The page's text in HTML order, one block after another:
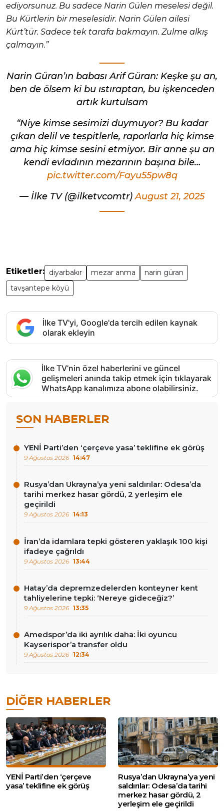
ediyorsunuz. Bu sadece Narin Gülen meselesi değil.
Bu Kürtlerin bir meselesidir. Narin Gülen ailesi
Kürt’tür. Sadece tek tarafa bakmayın. Zulme alkış
çalmayın.”
Narin Güran’ın babası Arif Güran: Keşke şu an,
ben de ölsem ki bu ıstıraptan, bu işkenceden
artık kurtulsam
“Niye kimse sesimizi duymuyor? Bu kadar
çıkan delil ve tespitlerle, raporlarla hiç kimse
ama hiç kimse sesini etmiyor. Bir anne şu an
kendi evladının mezarının başına bile…
pic.twitter.com/Fayu55pw8q
— İlke TV (@ilketvcomtr)August 21, 2025
Etiketler: diyarbakır mezar anma
narin güran
tavşantepe köyü
İlke TV'yi, Google'da tercih edilen kaynak
olarak ekleyin
İlke TV’nin özel haberlerini ve güncel
gelişmeleri anında takip etmek için tıklayarak
WhatsApp kanalımıza abone olabilirsiniz.
SON HABERLER
YENİ Parti’den ‘çerçeve yasa’ teklifine ek görüş
9 Ağustos 2026 14:47
Rusya’dan Ukrayna’ya yeni saldırılar: Odesa’da
tarihi merkez hasar gördü, 2 yerleşim ele
geçirildi
9 Ağustos 2026 14:13
İran’da idamlara tepki gösteren yaklaşık 100 kişi
ifadeye çağrıldı
9 Ağustos 2026 13:44
Hatay’da depremzedelerden konteyner kent
tahliyelerine tepki: ‘Nereye gideceğiz?’
9 Ağustos 2026 13:35
Amedspor’da iki ayrılık daha: İki oyuncu
Kayserispor’a transfer oldu
9 Ağustos 2026 12:34
DIĞER HABERLER
YENİ Parti’den ‘çerçeve
yasa’ teklifine ek görüş
Rusya’dan Ukrayna’ya yeni
saldırılar: Odesa’da tarihi
merkez hasar gördü, 2
yerleşim ele geçirildi